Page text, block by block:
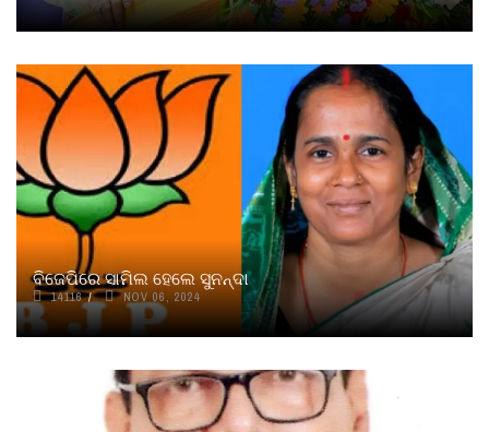
ବିଜେପିରେ ସାମିଲ ହେଲେ ସୁନନ୍ଦା
14116 NOV 06, 2024